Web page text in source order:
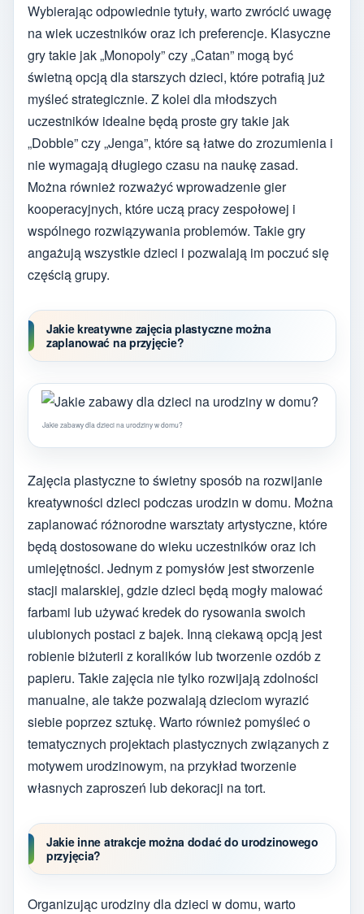
Wybierając odpowiednie tytuły, warto zwrócić uwagę
na wiek uczestników oraz ich preferencje. Klasyczne
gry takie jak „Monopoly” czy „Catan” mogą być
świetną opcją dla starszych dzieci, które potrafią już
myśleć strategicznie. Z kolei dla młodszych
uczestników idealne będą proste gry takie jak
„Dobble” czy „Jenga”, które są łatwe do zrozumienia i
nie wymagają długiego czasu na naukę zasad.
Można również rozważyć wprowadzenie gier
kooperacyjnych, które uczą pracy zespołowej i
wspólnego rozwiązywania problemów. Takie gry
angażują wszystkie dzieci i pozwalają im poczuć się
częścią grupy.
Jakie kreatywne zajęcia plastyczne można
zaplanować na przyjęcie?
Jakie zabawy dla dzieci na urodziny w domu?
Zajęcia plastyczne to świetny sposób na rozwijanie
kreatywności dzieci podczas urodzin w domu. Można
zaplanować różnorodne warsztaty artystyczne, które
będą dostosowane do wieku uczestników oraz ich
umiejętności. Jednym z pomysłów jest stworzenie
stacji malarskiej, gdzie dzieci będą mogły malować
farbami lub używać kredek do rysowania swoich
ulubionych postaci z bajek. Inną ciekawą opcją jest
robienie biżuterii z koralików lub tworzenie ozdób z
papieru. Takie zajęcia nie tylko rozwijają zdolności
manualne, ale także pozwalają dzieciom wyrazić
siebie poprzez sztukę. Warto również pomyśleć o
tematycznych projektach plastycznych związanych z
motywem urodzinowym, na przykład tworzenie
własnych zaproszeń lub dekoracji na tort.
Jakie inne atrakcje można dodać do urodzinowego
przyjęcia?
Organizując urodziny dla dzieci w domu, warto